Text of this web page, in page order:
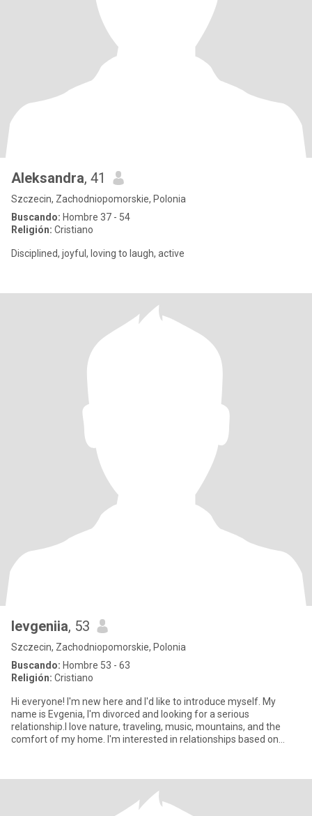
Aleksandra, 41
Szczecin, Zachodniopomorskie, Polonia
Buscando: Hombre 37 - 54
Religión: Cristiano
Disciplined, joyful, loving to laugh, active
Ievgeniia, 53
Szczecin, Zachodniopomorskie, Polonia
Buscando: Hombre 53 - 63
Religión: Cristiano
Hi everyone! I'm new here and I'd like to introduce myself. My
name is Evgenia, I'm divorced and looking for a serious
relationship.I love nature, traveling, music, mountains, and the
comfort of my home. I'm interested in relationships based on